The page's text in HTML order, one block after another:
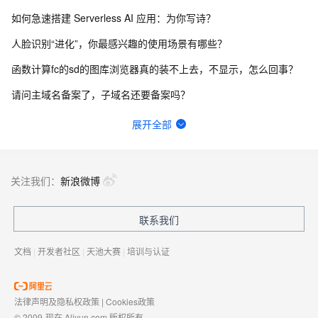
如何急速搭建 Serverless AI 应用：为你写诗？
人脸识别“进化”，你最感兴趣的使用场景有哪些？
函数计算fc的sd的图库浏览器真的装不上去，不显示，怎么回事？
请问主域名备案了，子域名还要备案吗？
一键生成讲解视频，AI的理解和生成能力到底有多强？
函数计算一键部署ComfyUI绘画平台的优势有哪些？
有没有一种可能，其实你早就在AIGC了？
展开全部
关注我们： 新浪微博
联系我们
文档 | 开发者社区 | 天池大赛 | 培训与认证
法律声明及隐私权政策 | Cookies政策